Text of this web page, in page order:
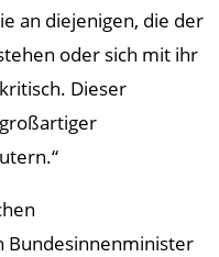
an diejenigen, die der
oder sich mit ihr
Dieser
Bundesinnenminister